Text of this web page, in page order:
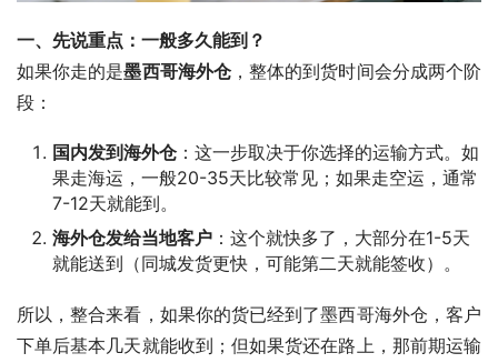
一、先说重点：一般多久能到？
如果你走的是墨西哥海外仓，整体的到货时间会分成两个阶
段：
国内发到海外仓 ：这一步取决于你选择的运输方式。如
果走海运，一般20-35天比较常见；如果走空运，通常
7-12天就能到。
海外仓发给当地客户 ：这个就快多了，大部分在1-5天
就能送到（同城发货更快，可能第二天就能签收）。
所以，整合来看，如果你的货已经到了墨西哥海外仓，客户
下单后基本几天就能收到；但如果货还在路上，那前期运输